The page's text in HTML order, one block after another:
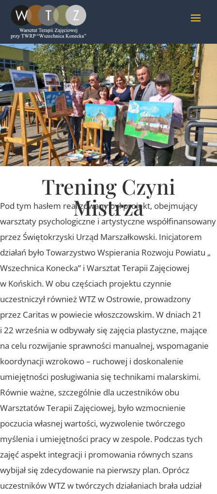
Trening Czyni
Mistrza
Pod tym hasłem realizowany był projekt, obejmujący
warsztaty psychologiczne i artystyczne współfinansowany
przez Świętokrzyski Urząd Marszałkowski. Inicjatorem
działań było Towarzystwo Wspierania Rozwoju Powiatu „
Wszechnica Konecka” i Warsztat Terapii Zajęciowej
w Końskich. W obu częściach projektu czynnie
uczestniczył również WTZ w Ostrowie, prowadzony
przez Caritas w powiecie włoszczowskim. W dniach 21
i 22 września w odbywały się zajęcia plastyczne, mające
na celu rozwijanie sprawności manualnej, wspomaganie
koordynacji wzrokowo – ruchowej i doskonalenie
umiejętności posługiwania się technikami malarskimi.
Równie ważne, szczególnie dla uczestników obu
Warsztatów Terapii Zajęciowej, było wzmocnienie
poczucia własnej wartości, wyzwolenie twórczego
myślenia i umiejętności pracy w zespole. Podczas tych
zajęć aspekt integracji i promowania równych szans
wybijał się zdecydowanie na pierwszy plan. Oprócz
uczestników WTZ w twórczych działaniach brała udział